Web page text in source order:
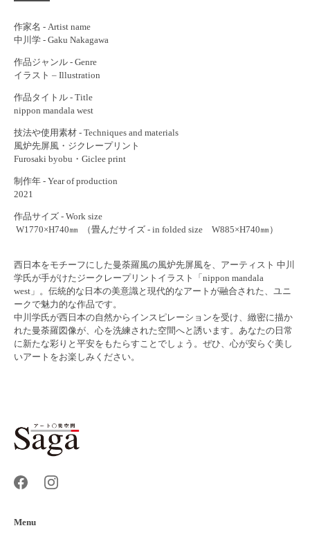
作家名 - Artist name
中川学 - Gaku Nakagawa
作品ジャンル - Genre
イラスト – Illustration
作品タイトル - Title
nippon mandala west
技法や使用素材 - Techniques and materials
風炉先屏風・ジクレープリント
Furosaki byobu・Giclee print
制作年 - Year of production
2021
作品サイズ - Work size
W1770×H740㎜ （畳んだサイズ - in folded size W885×H740㎜）
西日本をモチーフにした曼荼羅風の風炉先屏風を、アーティスト 中川
学氏が手がけたジークレープリントイラスト「nippon mandala
west」。伝統的な日本の美意識と現代的なアートが融合された、ユニ
ークで魅力的な作品です。
中川学氏が西日本の自然からインスピレーションを受け、緻密に描か
れた曼荼羅図像が、心を洗練された空間へと誘います。あなたの日常
に新たな彩りと平安をもたらすことでしょう。ぜひ、心が安らぐ美し
いアートをお楽しみください。
Menu